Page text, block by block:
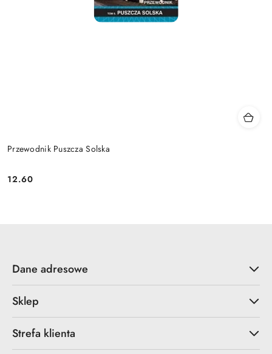
Przewodnik Puszcza Solska
Cena:
12.60
Dane adresowe
Sklep
Strefa klienta